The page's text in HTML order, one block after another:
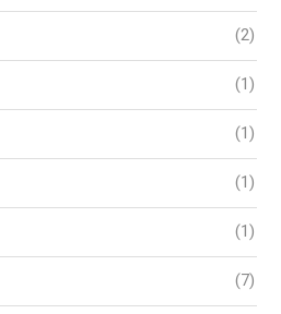
(2)
(1)
(1)
(1)
(1)
(7)